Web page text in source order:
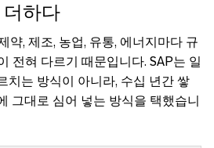
더하다
약, 제조, 농업, 유통, 에너지마다 규
전혀 다르기 때문입니다. SAP는 일
치는 방식이 아니라, 수십 년간 쌓
그대로 심어 넣는 방식을 택했습니